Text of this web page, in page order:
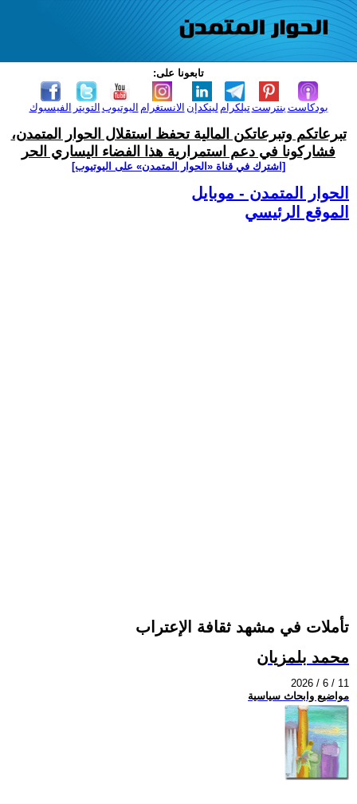
تابعونا على:
الفيسبوك التويتر اليوتيوب الانستغرام لينكدإن تيلكرامبنترست بودكاست
تبرعاتكم وتبرعاتكن المالية تحفظ استقلال الحوار المتمدن،
فشاركونا في دعم استمرارية هذا الفضاء اليساري الحر
[اشترك في قناة ‫«الحوار المتمدن» على اليوتيوب]
الحوار المتمدن - موبايل
الموقع الرئيسي
تأملات في مشهد ثقافة الإعتراب
محمد بلمزيان
2026 / 6 / 11
مواضيع وابحاث سياسية